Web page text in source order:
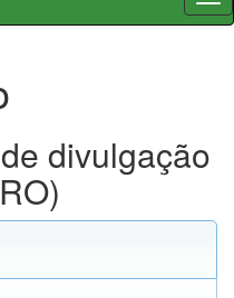
divulgação